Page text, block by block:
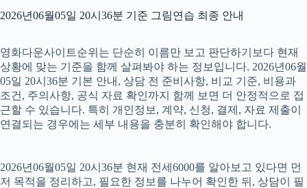
2026년06월05일 20시36분 기준 그림연습 최종 안내
영화다운사이트순위는 단순히 이름만 보고 판단하기보다 현재
상황에 맞는 기준을 함께 살펴봐야 하는 정보입니다. 2026년06월
05일 20시36분 기본 안내, 상담 전 준비사항, 비교 기준, 비용과
조건, 주의사항, 공식 자료 확인까지 함께 보면 더 안정적으로 접
근할 수 있습니다. 특히 개인정보, 계약, 신청, 결제, 자료 제출이
연결되는 경우에는 세부 내용을 충분히 확인해야 합니다.
2026년06월05일 20시36분 현재 전세6000를 알아보고 있다면 먼
저 목적을 정리하고, 필요한 정보를 나누어 확인한 뒤, 상담이 필